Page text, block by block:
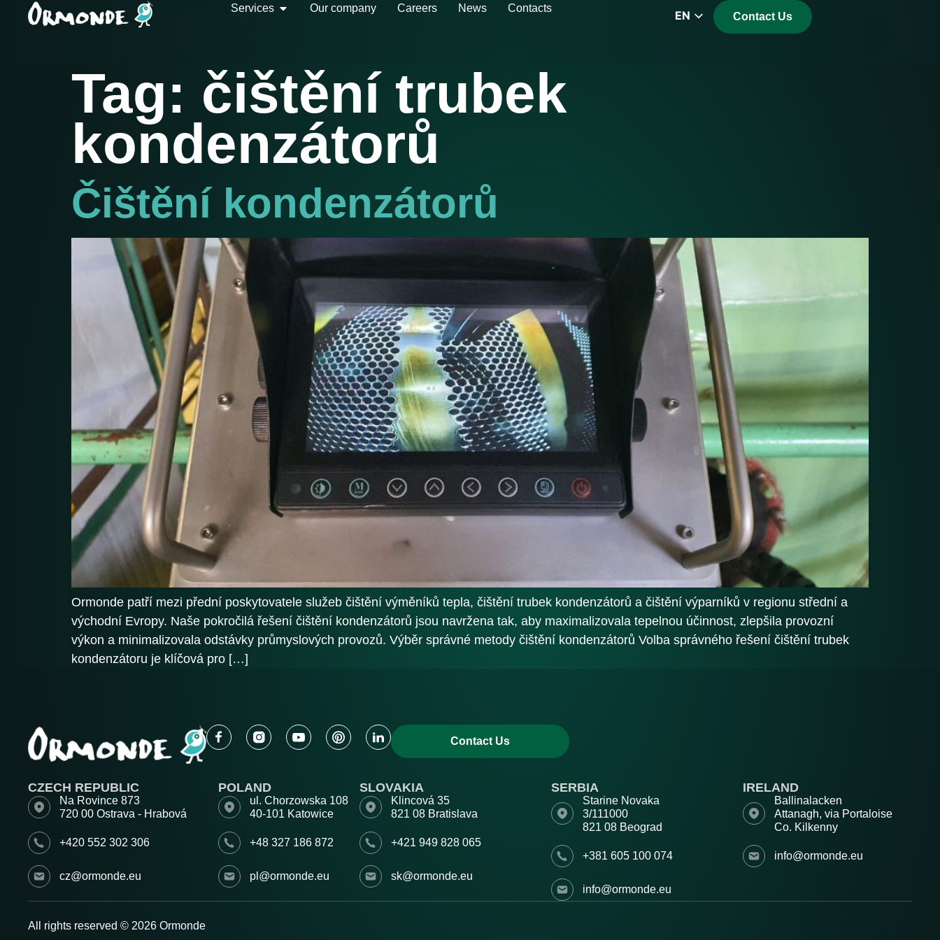
Services Our company Careers News Contacts
EN
Contact Us
Tag: čištění trubek
kondenzátorů
Čištění kondenzátorů
Ormonde patří mezi přední poskytovatele služeb čištění výměníků tepla, čištění trubek kondenzátorů a čištění výparníků v regionu střední a
východní Evropy. Naše pokročilá řešení čištění kondenzátorů jsou navržena tak, aby maximalizovala tepelnou účinnost, zlepšila provozní
výkon a minimalizovala odstávky průmyslových provozů. Výběr správné metody čištění kondenzátorů Volba správného řešení čištění trubek
kondenzátoru je klíčová pro […]
Contact Us
CZECH REPUBLIC
Na Rovince 873
720 00 Ostrava - Hrabová
+420 552 302 306
cz@ormonde.eu
POLAND
ul. Chorzowska 108
40-101 Katowice
+48 327 186 872
pl@ormonde.eu
SLOVAKIA
Klincová 35
821 08 Bratislava
+421 949 828 065
sk@ormonde.eu
SERBIA
Starine Novaka
3/111000
821 08 Beograd
+381 605 100 074
info@ormonde.eu
IRELAND
Ballinalacken
Attanagh, via Portaloise
Co. Kilkenny
info@ormonde.eu
All rights reserved © 2026 Ormonde